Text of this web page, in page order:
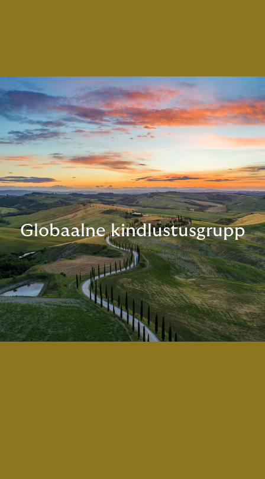
Globaalne kindlustusgrupp